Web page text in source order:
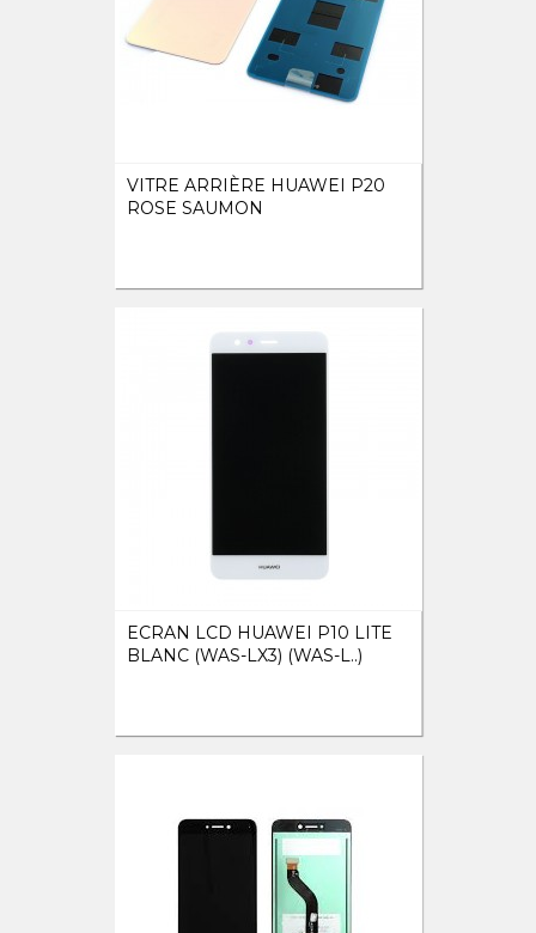
VITRE ARRIÈRE HUAWEI P20
ROSE SAUMON
ECRAN LCD HUAWEI P10 LITE
BLANC (WAS-LX3) (WAS-L..)